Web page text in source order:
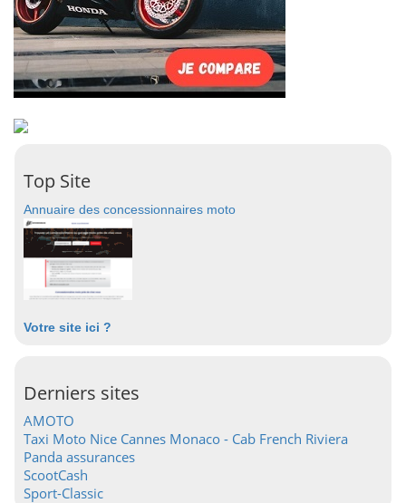
Top Site
Annuaire des concessionnaires moto
Votre site ici ?
Derniers sites
AMOTO
Taxi Moto Nice Cannes Monaco - Cab French Riviera
Panda assurances
ScootCash
Sport-Classic